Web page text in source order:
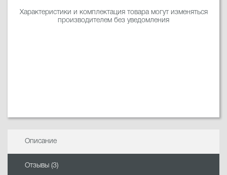
Характеристики и комплектация товара могут изменяться
производителем без уведомления
Описание
Отзывы (3)